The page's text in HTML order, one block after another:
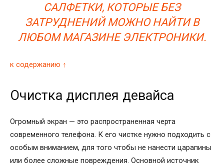
САЛФЕТКИ, КОТОРЫЕ БЕЗ
ЗАТРУДНЕНИЙ МОЖНО НАЙТИ В
ЛЮБОМ МАГАЗИНЕ ЭЛЕКТРОНИКИ.
к содержанию ↑
Очистка дисплея девайса
Огромный экран — это распространенная черта
современного телефона. К его чистке нужно подходить с
особым вниманием, для того чтобы не нанести царапины
или более сложные повреждения. Основной источник